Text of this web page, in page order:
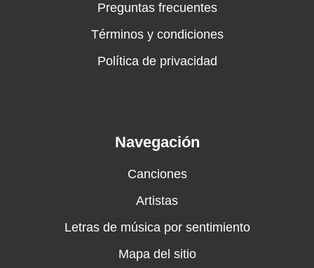
Preguntas frecuentes
Términos y condiciones
Política de privacidad
Navegación
Canciones
Artistas
Letras de música por sentimiento
Mapa del sitio